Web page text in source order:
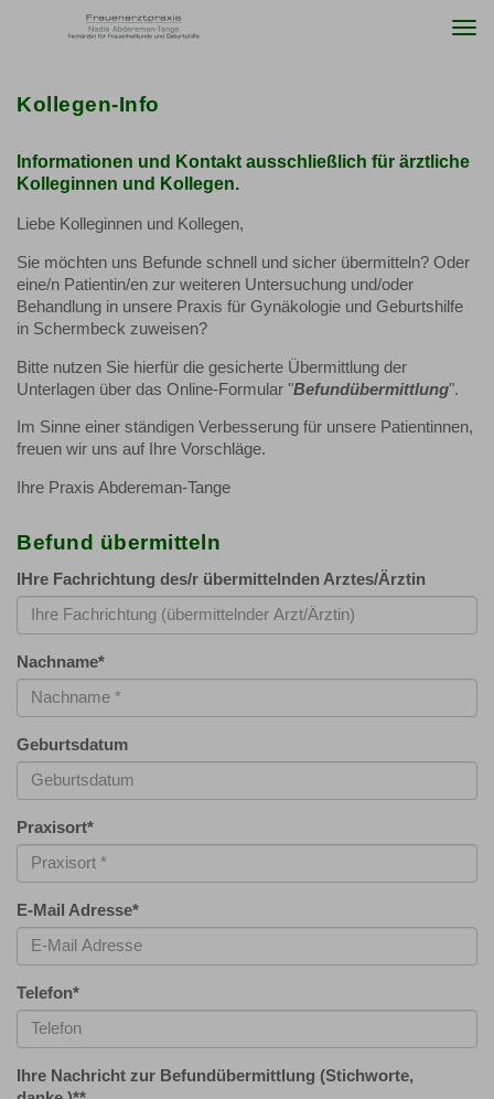
Kollegen-Info
Informationen und Kontakt ausschließlich für ärztliche
Kolleginnen und Kollegen.
Liebe Kolleginnen und Kollegen,
Sie möchten uns Befunde schnell und sicher übermitteln? Oder
eine/n Patientin/en zur weiteren Untersuchung und/oder
Behandlung in unsere Praxis für Gynäkologie und Geburtshilfe
in Schermbeck zuweisen?
Bitte nutzen Sie hierfür die gesicherte Übermittlung der
Unterlagen über das Online-Formular "Befundübermittlung".
Im Sinne einer ständigen Verbesserung für unsere Patientinnen,
freuen wir uns auf Ihre Vorschläge.
Ihre Praxis Abdereman-Tange
Befund übermitteln
IHre Fachrichtung des/r übermittelnden Arztes/Ärztin
Nachname*
Geburtsdatum
Praxisort*
E-Mail Adresse*
Telefon*
Ihre Nachricht zur Befundübermittlung (Stichworte,